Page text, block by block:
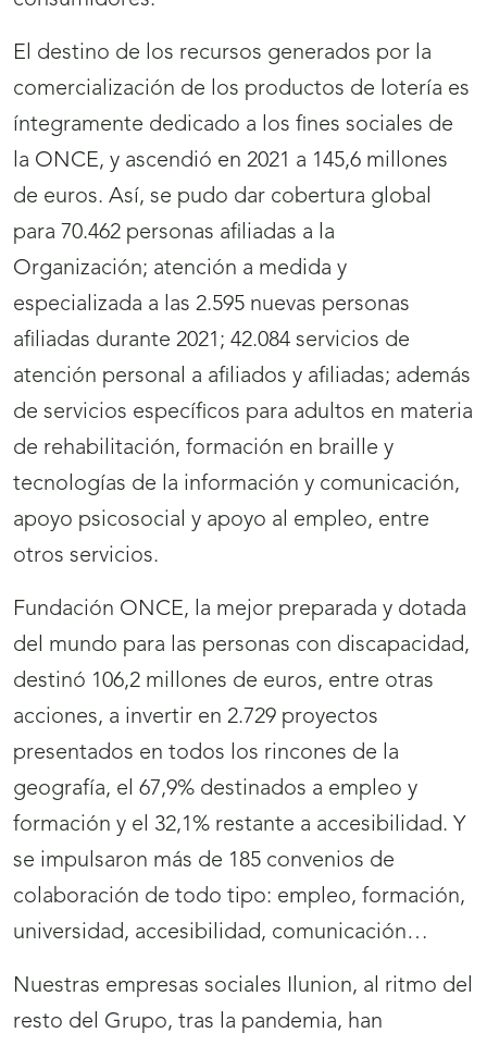
El destino de los recursos generados por la
comercialización de los productos de lotería es
íntegramente dedicado a los fines sociales de
la ONCE, y ascendió en 2021 a 145,6 millones
de euros. Así, se pudo dar cobertura global
para 70.462 personas afiliadas a la
Organización; atención a medida y
especializada a las 2.595 nuevas personas
afiliadas durante 2021; 42.084 servicios de
atención personal a afiliados y afiliadas; además
de servicios específicos para adultos en materia
de rehabilitación, formación en braille y
tecnologías de la información y comunicación,
apoyo psicosocial y apoyo al empleo, entre
otros servicios.
Fundación ONCE, la mejor preparada y dotada
del mundo para las personas con discapacidad,
destinó 106,2 millones de euros, entre otras
acciones, a invertir en 2.729 proyectos
presentados en todos los rincones de la
geografía, el 67,9% destinados a empleo y
formación y el 32,1% restante a accesibilidad. Y
se impulsaron más de 185 convenios de
colaboración de todo tipo: empleo, formación,
universidad, accesibilidad, comunicación…
Nuestras empresas sociales Ilunion, al ritmo del
resto del Grupo, tras la pandemia, han